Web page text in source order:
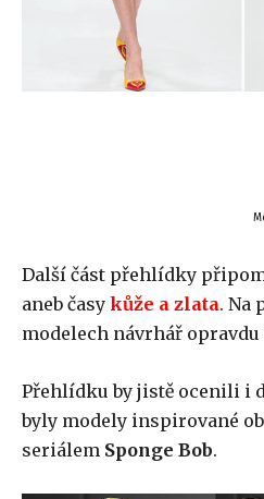
Další část přehlídky
aneb časy kůže a zlata. Na
modelech návrhář
Přehlídku by jistě ocenili i
byly modely inspirované
seriálem Sponge Bob.